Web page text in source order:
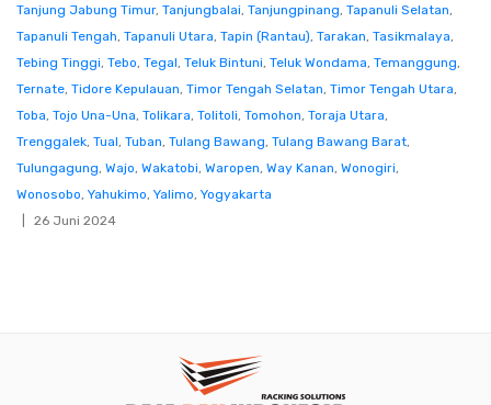
Tanjung Jabung Timur, Tanjungbalai, Tanjungpinang, Tapanuli Selatan,
Tapanuli Tengah, Tapanuli Utara, Tapin (Rantau), Tarakan, Tasikmalaya,
Tebing Tinggi, Tebo, Tegal, Teluk Bintuni, Teluk Wondama, Temanggung,
Ternate, Tidore Kepulauan, Timor Tengah Selatan, Timor Tengah Utara,
Toba, Tojo Una-Una, Tolikara, Tolitoli, Tomohon, Toraja Utara,
Trenggalek, Tual, Tuban, Tulang Bawang, Tulang Bawang Barat,
Tulungagung, Wajo, Wakatobi, Waropen, Way Kanan, Wonogiri,
Wonosobo, Yahukimo, Yalimo, Yogyakarta
26 Juni 2024